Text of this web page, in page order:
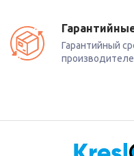
Гарантийный